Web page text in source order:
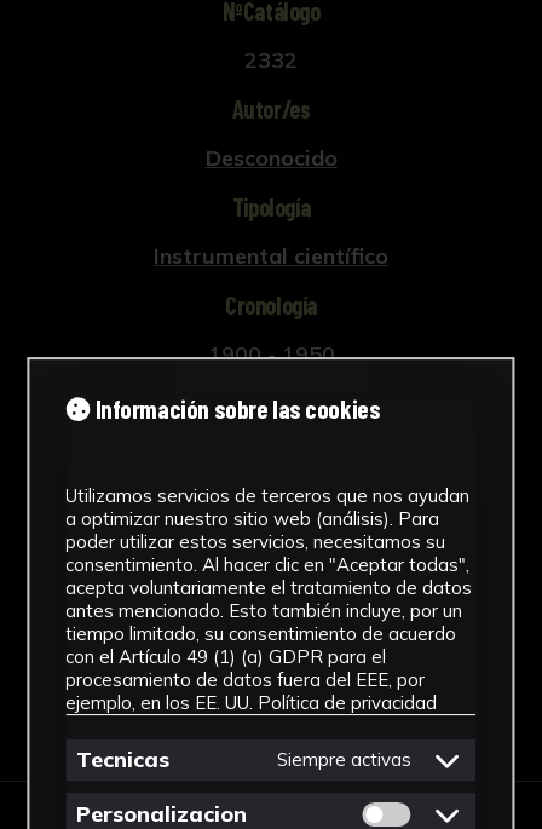
NºCatálogo
2332
Autor/es
Desconocido
Tipología
Instrumental científico
Cronología
1900 - 1950
Materiales
Ubicación
Facultad de Química
Ver más
Descargar Ficha
Información sobre las cookies
Utilizamos servicios de terceros que nos ayudan
a optimizar nuestro sitio web (análisis). Para
poder utilizar estos servicios, necesitamos su
consentimiento. Al hacer clic en "Aceptar todas",
acepta voluntariamente el tratamiento de datos
antes mencionado. Esto también incluye, por un
tiempo limitado, su consentimiento de acuerdo
con el Artículo 49 (1) (a) GDPR para el
procesamiento de datos fuera del EEE, por
ejemplo, en los EE. UU. Política de privacidad
Tecnicas Siempre activas
Personalizacion Permitir cookies